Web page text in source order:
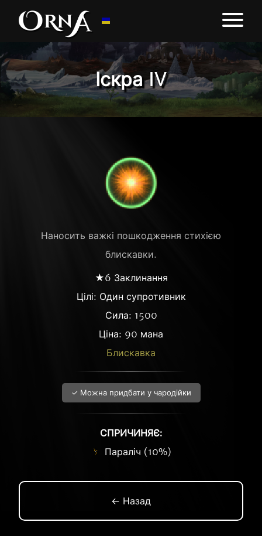
Іскра IV
Наносить важкі пошкодження стихією
блискавки.
★6 Заклинання
Цілі: Один супротивник
Сила: 1500
Ціна: 90 мана
Блискавка
✓ Можна придбати у чародійки
СПРИЧИНЯЄ:
Параліч (10%)
← Назад